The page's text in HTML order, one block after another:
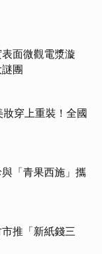
面微觀電漿漩
團
穿上重裝！全國
「青果西施」攜
推「新紙錢三